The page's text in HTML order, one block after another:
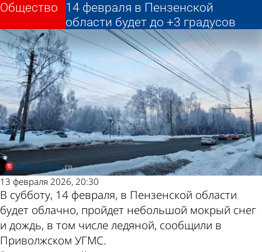
14 февраля в Пензенской
области будет до +3 градусов
Общество
13 февраля 2026, 20:30
В субботу, 14 февраля, в Пензенской области
будет облачно, пройдет небольшой мокрый снег
и дождь, в том числе ледяной, сообщили в
Приволжском УГМС.
14 февраля в Пензенской
области будет до +3 градусов
Общество
Другие новости по
теме
Погода и курсы
валют в Пензе